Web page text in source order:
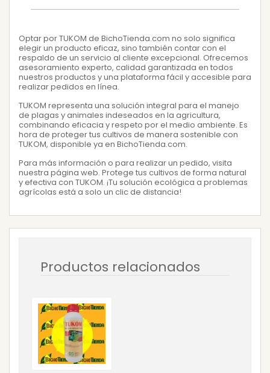
Optar por TUKOM de BichoTienda.com no solo significa
elegir un producto eficaz, sino también contar con el
respaldo de un servicio al cliente excepcional. Ofrecemos
asesoramiento experto, calidad garantizada en todos
nuestros productos y una plataforma fácil y accesible para
realizar pedidos en línea.
TUKOM representa una solución integral para el manejo
de plagas y animales indeseados en la agricultura,
combinando eficacia y respeto por el medio ambiente. Es
hora de proteger tus cultivos de manera sostenible con
TUKOM, disponible ya en BichoTienda.com.
Para más información o para realizar un pedido, visita
nuestra página web. Protege tus cultivos de forma natural
y efectiva con TUKOM. ¡Tu solución ecológica a problemas
agrícolas está a solo un clic de distancia!
Productos relacionados